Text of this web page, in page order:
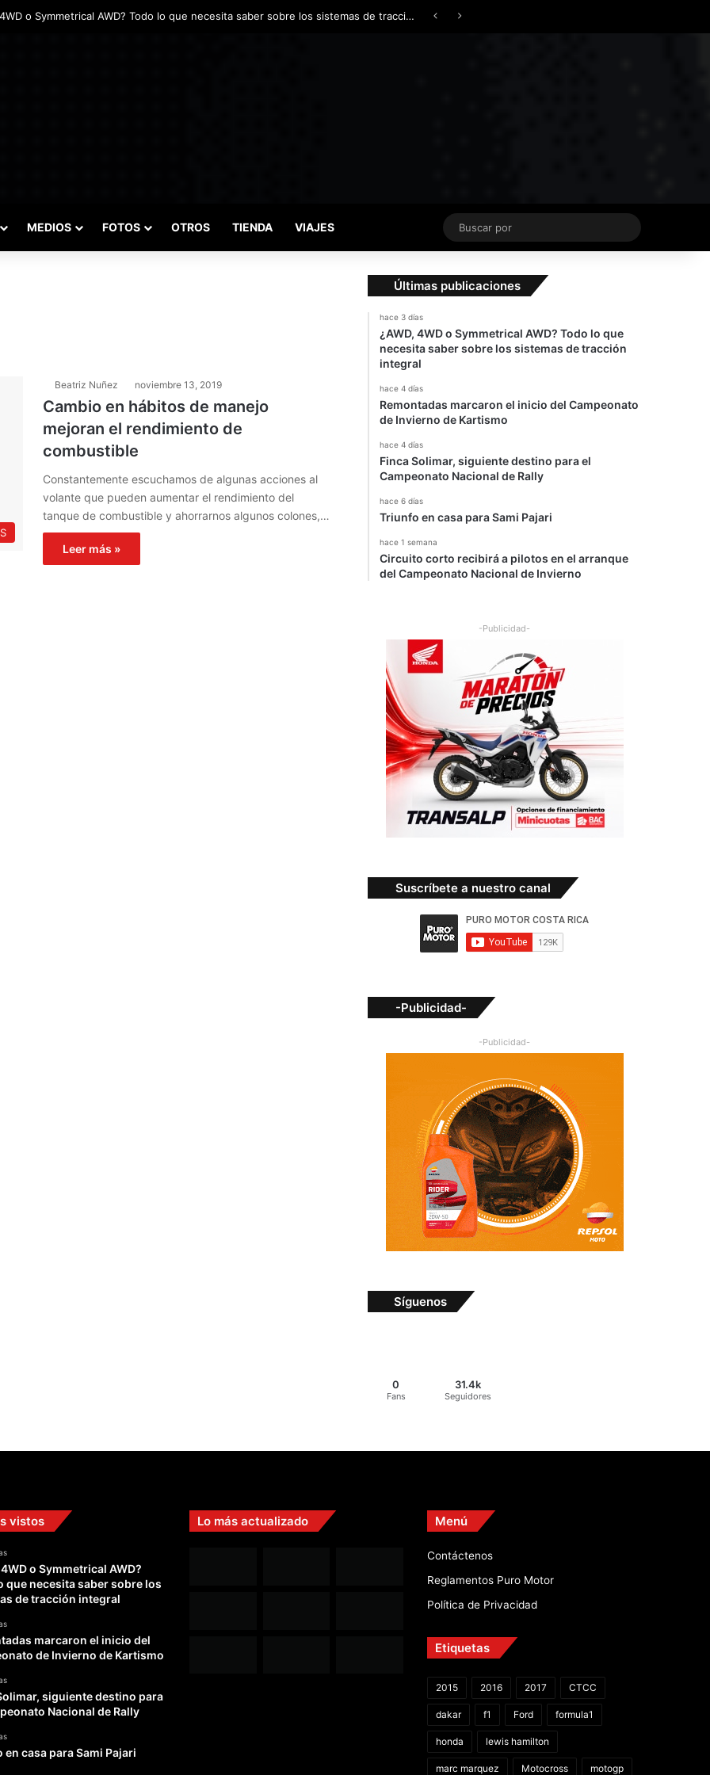
¿AWD, 4WD o Symmetrical AWD? Todo lo que necesita saber sobre los sistemas de tracción integral
MEDIOS FOTOS OTROS TIENDA VIAJES
Buscar
por
Beatriz Nuñez noviembre 13, 2019
Cambio en hábitos de manejo
mejoran el rendimiento de
combustible
Constantemente escuchamos de algunas acciones al
volante que pueden aumentar el rendimiento del
tanque de combustible y ahorrarnos algunos colones,…
Leer más »
Últimas publicaciones
hace 3 días
¿AWD, 4WD o Symmetrical AWD? Todo lo que
necesita saber sobre los sistemas de tracción
integral
hace 4 días
Remontadas marcaron el inicio del Campeonato
de Invierno de Kartismo
hace 4 días
Finca Solimar, siguiente destino para el
Campeonato Nacional de Rally
hace 6 días
Triunfo en casa para Sami Pajari
hace 1 semana
Circuito corto recibirá a pilotos en el arranque
del Campeonato Nacional de Invierno
-Publicidad-
Suscríbete a nuestro canal
-Publicidad-
-Publicidad-
Síguenos
0
Fans
31.4k
Seguidores
vistos
4WD o Symmetrical AWD?
que necesita saber sobre los
de tracción integral
marcaron el inicio del
de Invierno de Kartismo
siguiente destino para
Nacional de Rally
en casa para Sami Pajari
Lo más actualizado Menú
Contáctenos
Reglamentos Puro Motor
Política de Privacidad
Etiquetas
2015 2016 2017 CTCC
dakar f1 Ford formula1
honda lewis hamilton
marc marquez Motocross motogp